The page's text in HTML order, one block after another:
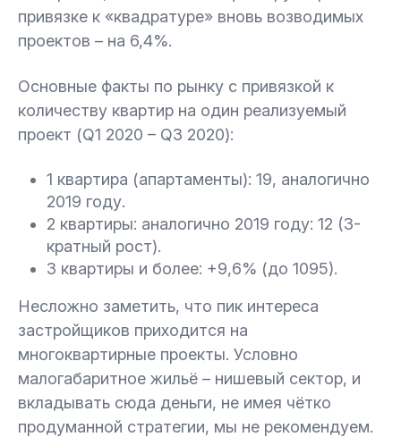
привязке к «квадратуре» вновь возводимых
проектов – на 6,4%.
Основные факты по рынку с привязкой к
количеству квартир на один реализуемый
проект (Q1 2020 – Q3 2020):
1 квартира (апартаменты): 19, аналогично
2019 году.
2 квартиры: аналогично 2019 году: 12 (3-
кратный рост).
3 квартиры и более: +9,6% (до 1095).
Несложно заметить, что пик интереса
застройщиков приходится на
многоквартирные проекты. Условно
малогабаритное жильё – нишевый сектор, и
вкладывать сюда деньги, не имея чётко
продуманной стратегии, мы не рекомендуем.